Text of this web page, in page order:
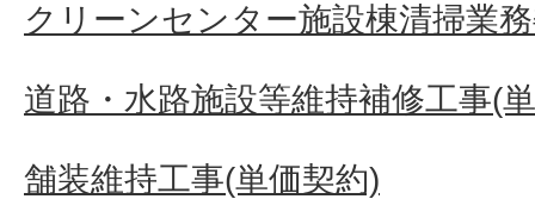
クリーンセンター施設棟清掃業
道路・水路施設等維持補修工事(
舗装維持工事(単価契約)